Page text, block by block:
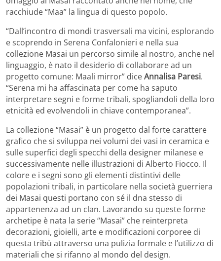
racchiude “Maa” la lingua di questo popolo.
“Dall’incontro di mondi trasversali ma vicini, esplorando
e scoprendo in Serena Confalonieri e nella sua
collezione Masai un percorso simile al nostro, anche nel
linguaggio, è nato il desiderio di collaborare ad un
progetto comune: Maali mirror” diceAnnalisa Paresi.
“Serena mi ha affascinata per come ha saputo
interpretare segni e forme tribali, spogliandoli della loro
etnicità ed evolvendoli in chiave contemporanea”.
La collezione “Masai” è un progetto dal forte carattere
grafico che si sviluppa nei volumi dei vasi in ceramica e
sulle superfici degli specchi della designer milanese e
successivamente nelle illustrazioni di Alberto Fiocco. Il
colore e i segni sono gli elementi distintivi delle
popolazioni tribali, in particolare nella società guerriera
dei Masai questi portano con sé il dna stesso di
appartenenza ad un clan. Lavorando su queste forme
archetipe è nata la serie “Masai” che reinterpreta
decorazioni, gioielli, arte e modificazioni corporee di
questa tribù attraverso una pulizia formale e l’utilizzo di
materiali che si rifanno al mondo del design.